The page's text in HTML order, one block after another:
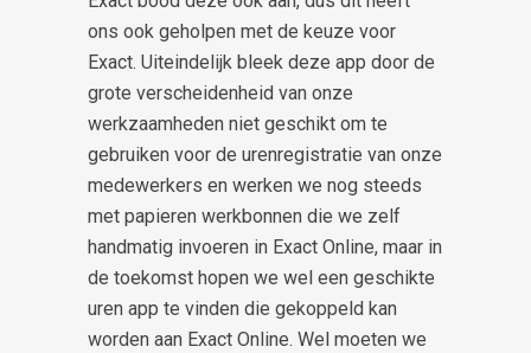
ons ook geholpen met de keuze voor
Exact. Uiteindelijk bleek deze app door de
grote verscheidenheid van onze
werkzaamheden niet geschikt om te
gebruiken voor de urenregistratie van onze
medewerkers en werken we nog steeds
met papieren werkbonnen die we zelf
handmatig invoeren in Exact Online, maar in
de toekomst hopen we wel een geschikte
uren app te vinden die gekoppeld kan
worden aan Exact Online. Wel moeten we